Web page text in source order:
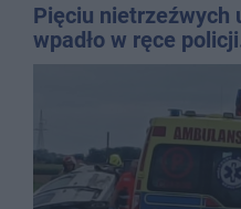
Pięciu nietrzeźwych
wpadło w ręce